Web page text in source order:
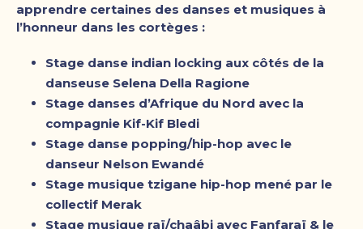
apprendre certaines des danses et musiques à
l’honneur dans les cortèges :
Stage danse indian locking aux côtés de la
danseuse Selena Della Ragione
Stage danses d’Afrique du Nord avec la
compagnie Kif-Kif Bledi
Stage danse popping/hip-hop avec le
danseur Nelson Ewandé
Stage musique tzigane hip-hop mené par le
collectif Merak
Stage musique raï/chaâbi avec Fanfaraï & le